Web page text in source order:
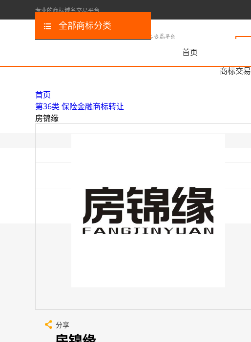
专业的商标域名交易平台
首页
商标交易
全部商标分类
首页
第36类 保险金融商标转让
房锦缘
分享